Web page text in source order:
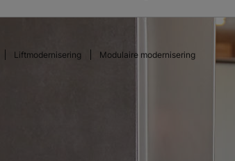
Liftmodernisering Modulaire modernisering